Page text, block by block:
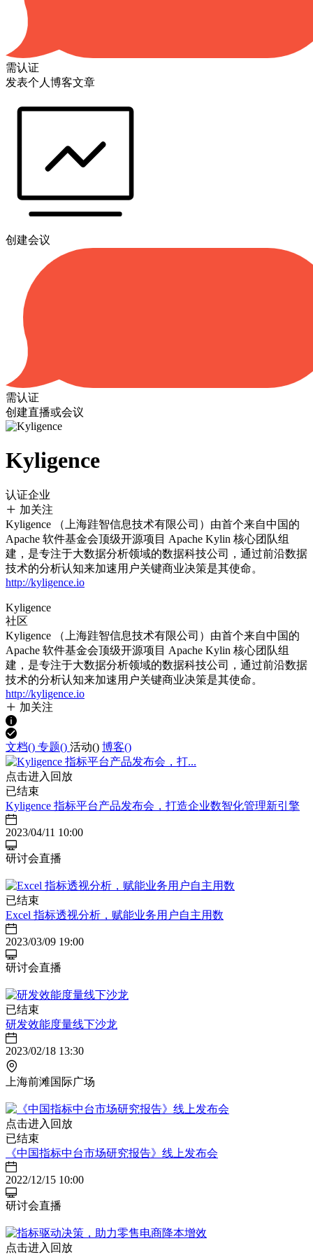
需认证
发表个人博客文章
创建会议
需认证
创建直播或会议
Kyligence
认证企业
加关注
Kyligence （上海跬智信息技术有限公司）由首个来自中国的
Apache 软件基金会顶级开源项目 Apache Kylin 核心团队组
建，是专注于大数据分析领域的数据科技公司，通过前沿数据
技术的分析认知来加速用户关键商业决策是其使命。
http://kyligence.io
Kyligence
社区
Kyligence （上海跬智信息技术有限公司）由首个来自中国的
Apache 软件基金会顶级开源项目 Apache Kylin 核心团队组
建，是专注于大数据分析领域的数据科技公司，通过前沿数据
技术的分析认知来加速用户关键商业决策是其使命。
http://kyligence.io
加关注
文档() 专题() 活动() 博客()
点击进入回放
已结束
Kyligence 指标平台产品发布会，打造企业数智化管理新引擎
2023/04/11 10:00
研讨会直播
已结束
Excel 指标透视分析，赋能业务用户自主用数
2023/03/09 19:00
研讨会直播
已结束
研发效能度量线下沙龙
2023/02/18 13:30
上海前滩国际广场
点击进入回放
已结束
《中国指标中台市场研究报告》线上发布会
2022/12/15 10:00
研讨会直播
点击进入回放